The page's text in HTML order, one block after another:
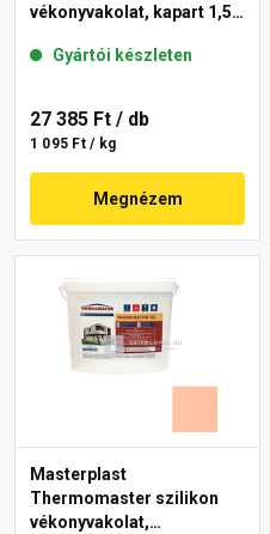
vékonyvakolat, kapart 1,5
Gyártói készleten
27 385 Ft / db
1 095 Ft / kg
Megnézem
Masterplast
Thermomaster szilikon
vékonyvakolat,